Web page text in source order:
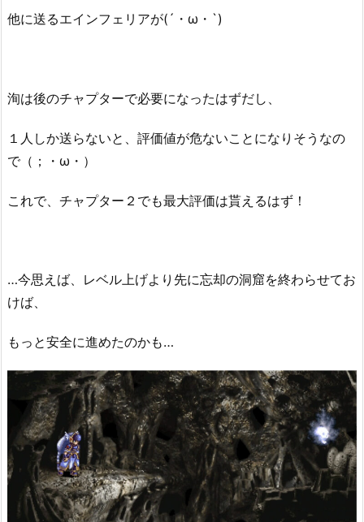
他に送るエインフェリアが(´・ω・`)
洵は後のチャプターで必要になったはずだし、
１人しか送らないと、評価値が危ないことになりそうなの
で（；・ω・）
これで、チャプター２でも最大評価は貰えるはず！
…今思えば、レベル上げより先に忘却の洞窟を終わらせてお
けば、
もっと安全に進めたのかも…